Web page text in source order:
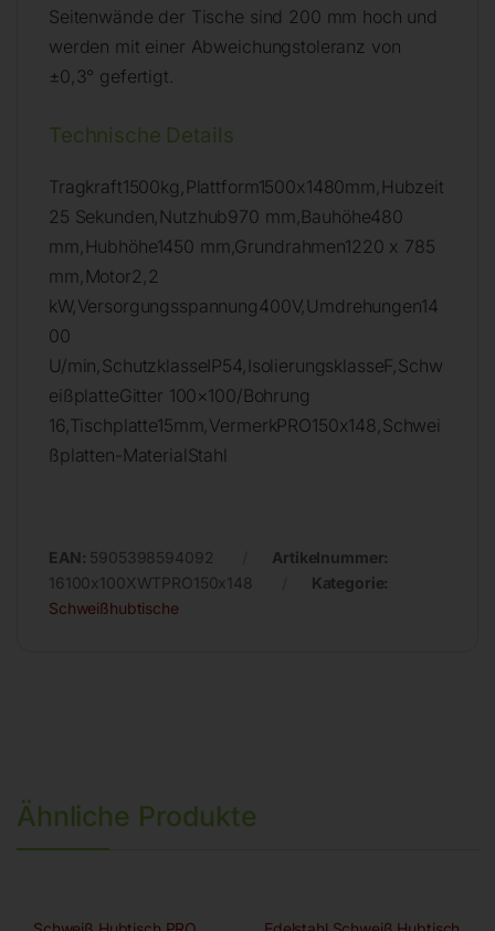
Seitenwände der Tische sind 200 mm hoch und
werden mit einer Abweichungstoleranz von
±0,3° gefertigt.
Technische Details
Tragkraft1500kg,Plattform1500x1480mm,Hubzeit
25 Sekunden,Nutzhub970 mm,Bauhöhe480
mm,Hubhöhe1450 mm,Grundrahmen1220 x 785
mm,Motor2,2
kW,Versorgungsspannung400V,Umdrehungen14
00
U/min,SchutzklasseIP54,IsolierungsklasseF,Schw
eißplatteGitter 100×100/Bohrung
16,Tischplatte15mm,VermerkPRO150x148,Schwei
ßplatten-MaterialStahl
EAN: 5905398594092
Artikelnummer:
16100x100XWTPRO150x148
Kategorie:
Schweißhubtische
Ähnliche Produkte